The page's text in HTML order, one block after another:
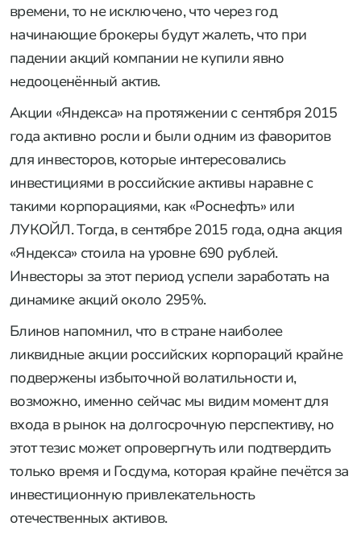
времени, то не исключено, что через год
начинающие брокеры будут жалеть, что при
падении акций компании не купили явно
недооценённый актив.
Акции «Яндекса» на протяжении с сентября 2015
года активно росли и были одним из фаворитов
для инвесторов, которые интересовались
инвестициями в российские активы наравне с
такими корпорациями, как «Роснефть» или
ЛУКОЙЛ. Тогда, в сентябре 2015 года, одна акция
«Яндекса» стоила на уровне 690 рублей.
Инвесторы за этот период успели заработать на
динамике акций около 295%.
Блинов напомнил, что в стране наиболее
ликвидные акции российских корпораций крайне
подвержены избыточной волатильности и,
возможно, именно сейчас мы видим момент для
входа в рынок на долгосрочную перспективу, но
этот тезис может опровергнуть или подтвердить
только время и Госдума, которая крайне печётся за
инвестиционную привлекательность
отечественных активов.